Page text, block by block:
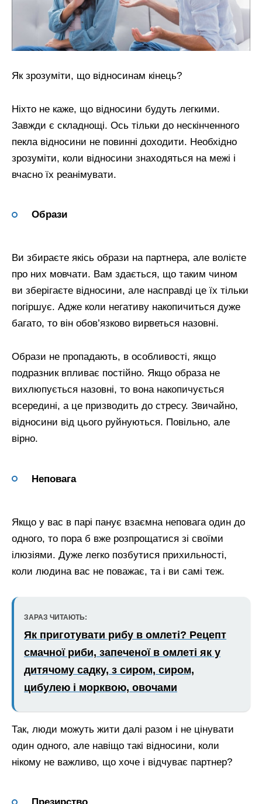
Як зрозуміти, що відносинам кінець?
Ніхто не каже, що відносини будуть легкими.
Завжди є складнощі. Ось тільки до нескінченного
пекла відносини не повинні доходити. Необхідно
зрозуміти, коли відносини знаходяться на межі і
вчасно їх реанімувати.
Образи
Ви збираєте якісь образи на партнера, але волієте
про них мовчати. Вам здається, що таким чином
ви зберігаєте відносини, але насправді це їх тільки
погіршує. Адже коли негативу накопичиться дуже
багато, то він обов’язково вирветься назовні.
Образи не пропадають, в особливості, якщо
подразник впливає постійно. Якщо образа не
вихлюпується назовні, то вона накопичується
всередині, а це призводить до стресу. Звичайно,
відносини від цього руйнуються. Повільно, але
вірно.
Неповага
Якщо у вас в парі панує взаємна неповага один до
одного, то пора б вже розпрощатися зі своїми
ілюзіями. Дуже легко позбутися прихильності,
коли людина вас не поважає, та і ви самі теж.
ЗАРАЗ ЧИТАЮТЬ:
Як приготувати рибу в омлеті? Рецепт
смачної риби, запеченої в омлеті як у
дитячому садку, з сиром, сиром,
цибулею і морквою, овочами
Так, люди можуть жити далі разом і не цінувати
один одного, але навіщо такі відносини, коли
нікому не важливо, що хоче і відчуває партнер?